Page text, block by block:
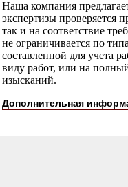
Наша компания
экспертизы проверяется
так и на соответствие
не ограничивается по
составленной для учета
виду работ, или на
изысканий.
Дополнительная